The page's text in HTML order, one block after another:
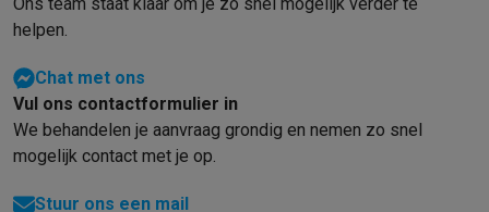
ImpactEnergie besparen Recycleer je oud elektro
Info & acties
Solden
Acties
Deals van het moment
Daarom Krëfel
Gratis levering Laagste prijsgarantie
Installatie aan huis
Groot elektro installatie
KlantenserviceHerstelling van je toestel
helpen.
Chat met ons
Vul ons contactformulier in
We behandelen je aanvraag grondig en nemen zo snel
mogelijk contact met je op.
Stuur ons een mail